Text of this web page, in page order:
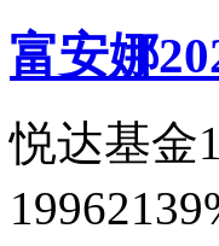
富安娜
悦达基金